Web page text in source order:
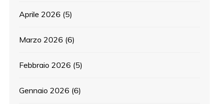
Aprile 2026 (5)
Marzo 2026 (6)
Febbraio 2026 (5)
Gennaio 2026 (6)